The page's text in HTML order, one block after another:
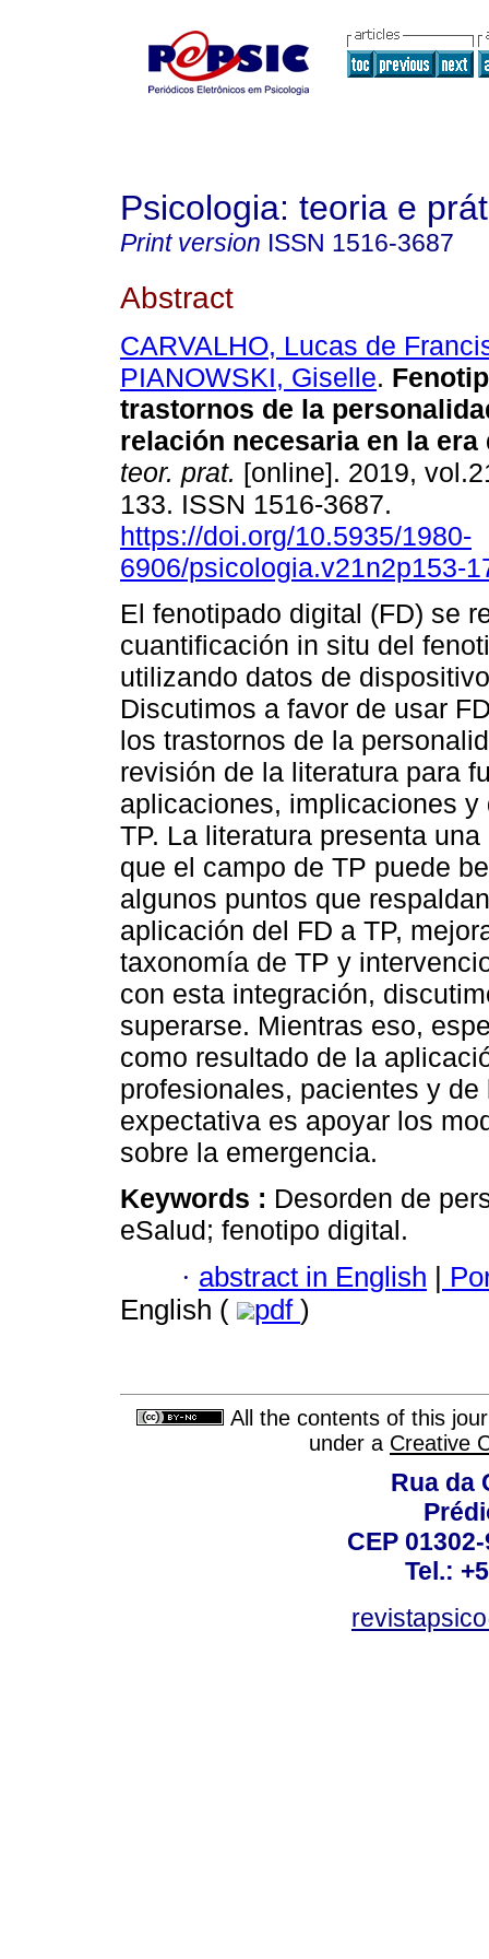
Psicologia: teoria e
Print version ISSN 1516-3687
Abstract
CARVALHO, Lucas de
PIANOWSKI, Giselle.
trastornos de la
relación necesaria en la era
teor. prat. [online]. 2019,
133. ISSN 1516-3687.
https://doi.org/10.5935/1980-
6906/psicologia.v21n2p153-
El fenotipado digital (FD) se
cuantificación in situ del
utilizando datos de
Discutimos a favor de usar
los trastornos de la
revisión de la literatura para
aplicaciones, implicaciones
TP. La literatura presenta
que el campo de TP puede
algunos puntos que
aplicación del FD a TP,
taxonomía de TP y
con esta integración,
superarse. Mientras eso,
como resultado de la
profesionales, pacientes y
expectativa es apoyar los
sobre la emergencia.
Keywords : Desorden de
eSalud; fenotipo digital.
· abstract in English |
English (
pdf )
All the contents of this
under a Creative
Rua da
CEP
Tel.: